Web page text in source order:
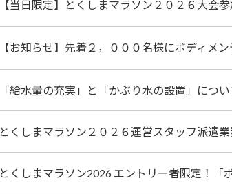
【当日限定】とくしまマラソン２０２６大会
【お知らせ】先着２，０００名様にボディメ
「給水量の充実」と「かぶり水の設置」につい
とくしまマラソン２０２６運営スタッフ派遣
とくしまマラソン2026 エントリー者限定！